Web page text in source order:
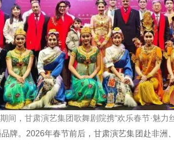
间，甘肃演艺集团歌舞剧院携“欢乐春节·魅力
。2026年春节前后，甘肃演艺集团赴非洲